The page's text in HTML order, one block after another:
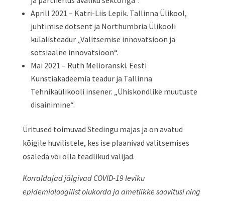
Aprill 2021 – Katri-Liis Lepik. Tallinna Ülikool,
juhtimise dotsent ja Northumbria Ülikooli
külalisteadur „Valitsemise innovatsioon ja
sotsiaalne innovatsioon“.
Mai 2021 – Ruth Melioranski. Eesti
Kunstiakadeemia teadur ja Tallinna
Tehnikaülikooli insener. „Ühiskondlike muutuste
disainimine“.
Üritused toimuvad Stedingu majas ja on avatud
kõigile huvilistele, kes ise plaanivad valitsemises
osaleda või olla teadlikud valijad.
Korraldajad jälgivad COVID-19 leviku
epidemioloogilist olukorda ja ametlikke soovitusi ning